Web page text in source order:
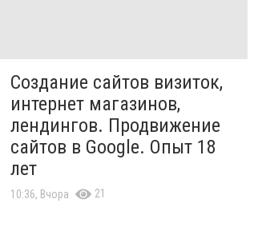
Создание сайтов визиток,
интернет магазинов,
лендингов. Продвижение
сайтов в Google. Опыт 18
лет
10:36, Вчора 21